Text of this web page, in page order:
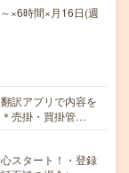
×6時間×月16日(週
訳アプリで内容を
売掛・買掛管…
スタート！・登録